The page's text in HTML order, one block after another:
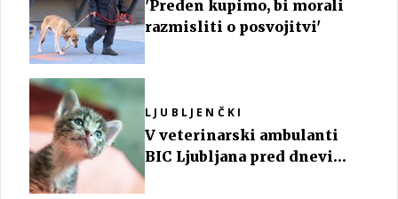
'Preden kupimo, bi morali
razmisliti o posvojitvi'
LJUBLJENČKI
V veterinarski ambulanti
BIC Ljubljana pred dnevi